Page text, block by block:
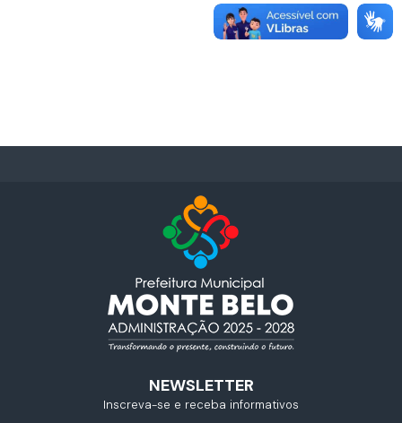
NEWSLETTER
Inscreva-se e receba informativos